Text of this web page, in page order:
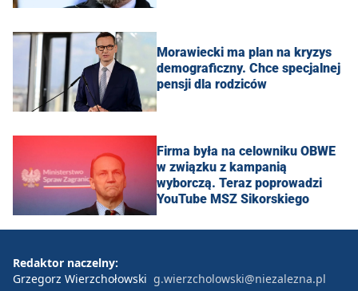
Morawiecki ma plan na kryzys
demograficzny. Chce specjalnej
pensji dla rodziców
Firma była na celowniku OBWE
w związku z kampanią
wyborczą. Teraz poprowadzi
YouTube MSZ Sikorskiego
Redaktor naczelny:
Grzegorz Wierzchołowski g.wierzcholowski@niezalezna.pl